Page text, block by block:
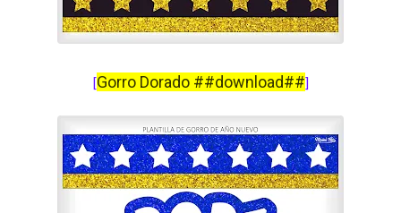
[Gorro Dorado ##download##]